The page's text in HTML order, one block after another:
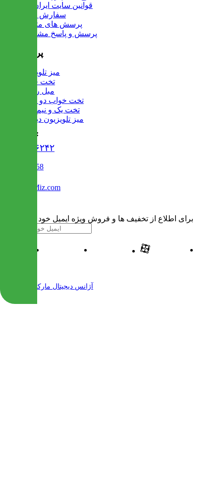
قوانین سایت ایران میز
سفارش عمده
پرسش های متداول
پرسش و پاسخ مشتریان
پرفروش ها
میز تلویزیون
تخت خواب
مبل راحتی
تخت خواب دو طبقه
تخت یک و نیم نفره
میز تلویزیون دیواری
تماس با ما :
۰۲۱۹۱۳۰۶۲۴۲
02122509458
Info@IranMiz.com
برای اطلاع از تخفیف ها و فروش ویژه ایمیل خود را وارد کنید
آژانس دیجیتال مارکتینگ مهرنت